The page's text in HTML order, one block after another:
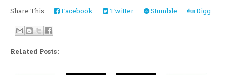
Share This: Facebook Twitter Stumble Digg
Related Posts: